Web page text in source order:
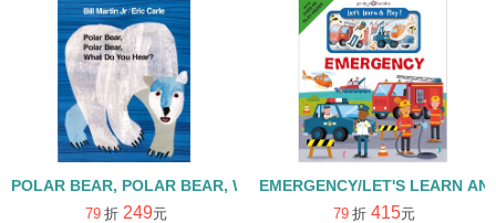
POLAR BEAR, POLAR BEAR, WHAT DO YOU HEAR?【廖彩杏有
79 折 249元
EMERGENCY/LET'S LEARN
79 折 415元